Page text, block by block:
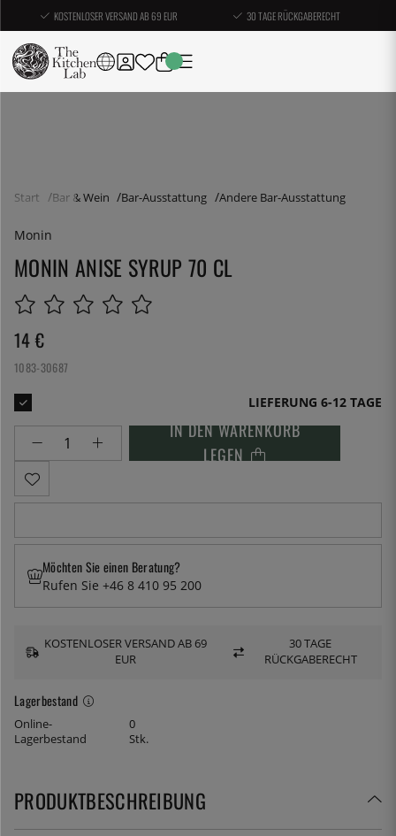
KOSTENLOSER VERSAND AB 69 EUR 30 TAGE RÜCKGABERECHT
Start Bar & Wein Bar-Ausstattung Andere Bar-Ausstattung
Monin
MONIN ANISE SYRUP 70 CL
14 €
1083-30687
LIEFERUNG 6-12 TAGE
IN DEN WARENKORB
LEGEN
Lagerbestand
Online-
Lagerbestand
0
Stk.
Möchten Sie einen Beratung?
Rufen Sie +46 8 410 95 200
KOSTENLOSER VERSAND AB 69
EUR
30 TAGE
RÜCKGABERECHT
PRODUKTBESCHREIBUNG